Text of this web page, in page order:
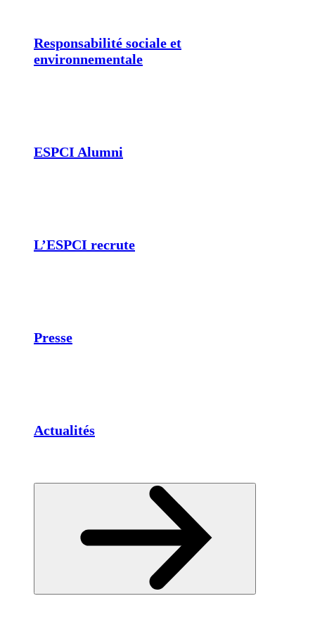
Responsabilité sociale et
environnementale
ESPCI Alumni
L’ESPCI recrute
Presse
Actualités